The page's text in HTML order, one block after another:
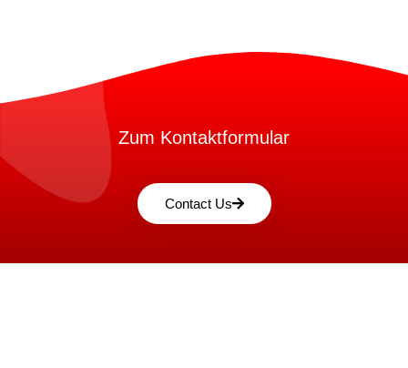
Zum Kontaktformular
Contact Us